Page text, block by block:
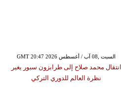
GMT 20:47 2026 السبت ,08 آب / أغسطس
انتقال محمد صلاح إلى طرابزون سبور يغير
نظرة العالم للدوري التركي